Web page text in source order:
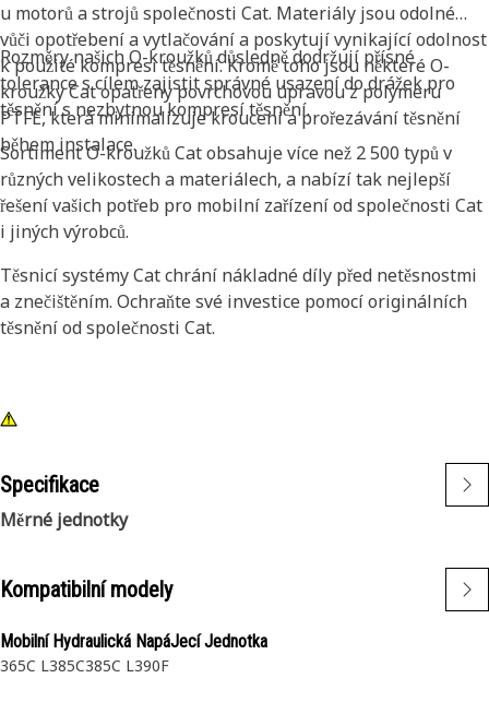
u motorů a strojů společnosti Cat. Materiály jsou odolné
vůči opotřebení a vytlačování a poskytují vynikající odolnost
k použité kompresi těsnění. Kromě toho jsou některé O-
kroužky Cat opatřeny povrchovou úpravou z polymeru
PTFE, která minimalizuje kroucení a prořezávání těsnění
během instalace.
Rozměry našich O-kroužků důsledně dodržují přísné
tolerance s cílem zajistit správné usazení do drážek pro
těsnění s nezbytnou kompresí těsnění.
Sortiment O-kroužků Cat obsahuje více než 2 500 typů v
různých velikostech a materiálech, a nabízí tak nejlepší
řešení vašich potřeb pro mobilní zařízení od společnosti Cat
i jiných výrobců.
Těsnicí systémy Cat chrání nákladné díly před netěsnostmi
a znečištěním. Ochraňte své investice pomocí originálních
těsnění od společnosti Cat.
Specifikace
Měrné jednotky
Kompatibilní modely
Mobilní Hydraulická NapáJecí Jednotka
365C L385C385C L390F